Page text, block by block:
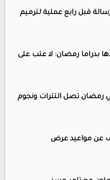
قبل رابع عملية لترميم
بدراما رمضان: لا عتب على
رمضان تصل التترات ونجوم
عن مواعيد عرض